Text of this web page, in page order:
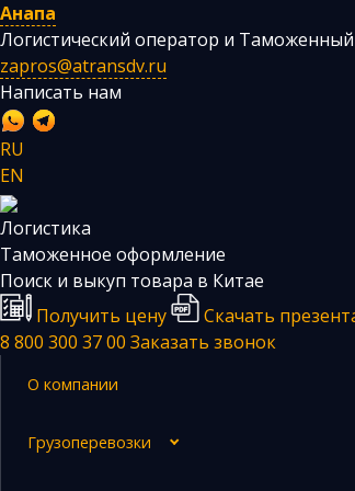
Анапа
Логистический оператор и
zapros@atransdv.ru
Написать нам
RU
EN
Логистика
Таможенное оформление
Поиск и выкуп товара в Китае
Получить цену
Скачать
8 800 300 37 00 Заказать звонок
О компании
Грузоперевозки
Перевозки автотранспортом из
Авиаперевозки из Китая
Железнодорожные перевозки из
Негабаритные и многотоннажные